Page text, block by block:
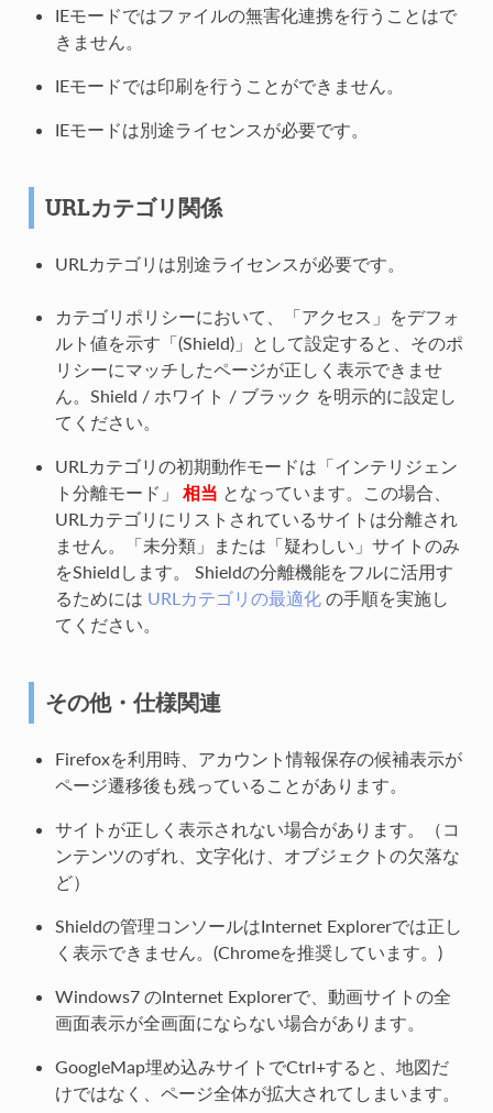
IEモードではファイルの無害化連携を行うことはで
きません。
IEモードでは印刷を行うことができません。
IEモードは別途ライセンスが必要です。
URLカテゴリ関係
URLカテゴリは別途ライセンスが必要です。
カテゴリポリシーにおいて、「アクセス」をデフォ
ルト値を示す「(Shield)」として設定すると、そのポ
リシーにマッチしたページが正しく表示できませ
ん。Shield / ホワイト / ブラック を明示的に設定し
てください。
URLカテゴリの初期動作モードは「インテリジェン
ト分離モード」 相当 となっています。この場合、
URLカテゴリにリストされているサイトは分離され
ません。「未分類」または「疑わしい」サイトのみ
をShieldします。 Shieldの分離機能をフルに活用す
るためには URLカテゴリの最適化の手順を実施し
てください。
その他・仕様関連
Firefoxを利用時、アカウント情報保存の候補表示が
ページ遷移後も残っていることがあります。
サイトが正しく表示されない場合があります。（コ
ンテンツのずれ、文字化け、オブジェクトの欠落な
ど）
Shieldの管理コンソールはInternet Explorerでは正し
く表示できません。(Chromeを推奨しています。)
Windows7 のInternet Explorerで、動画サイトの全
画面表示が全画面にならない場合があります。
GoogleMap埋め込みサイトでCtrl+すると、地図だ
けではなく、ページ全体が拡大されてしまいます。